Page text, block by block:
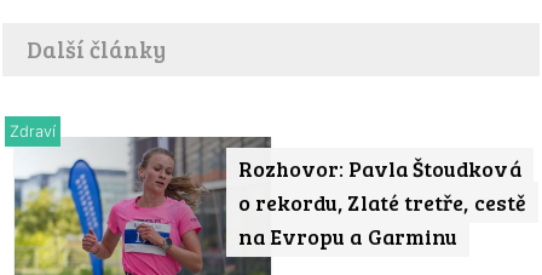
Další články
Rozhovor: Pavla Štoudková
o rekordu, Zlaté tretře, cestě
na Evropu a Garminu
Zdraví